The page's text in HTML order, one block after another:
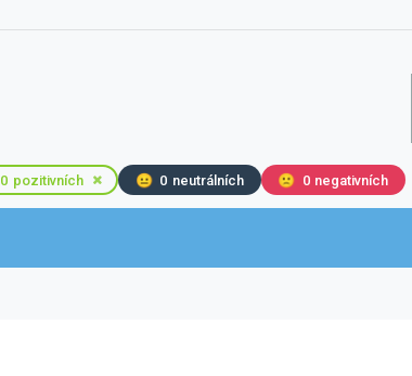
0 pozitivních 😐 0 neutrálních 🙁 0 negativních